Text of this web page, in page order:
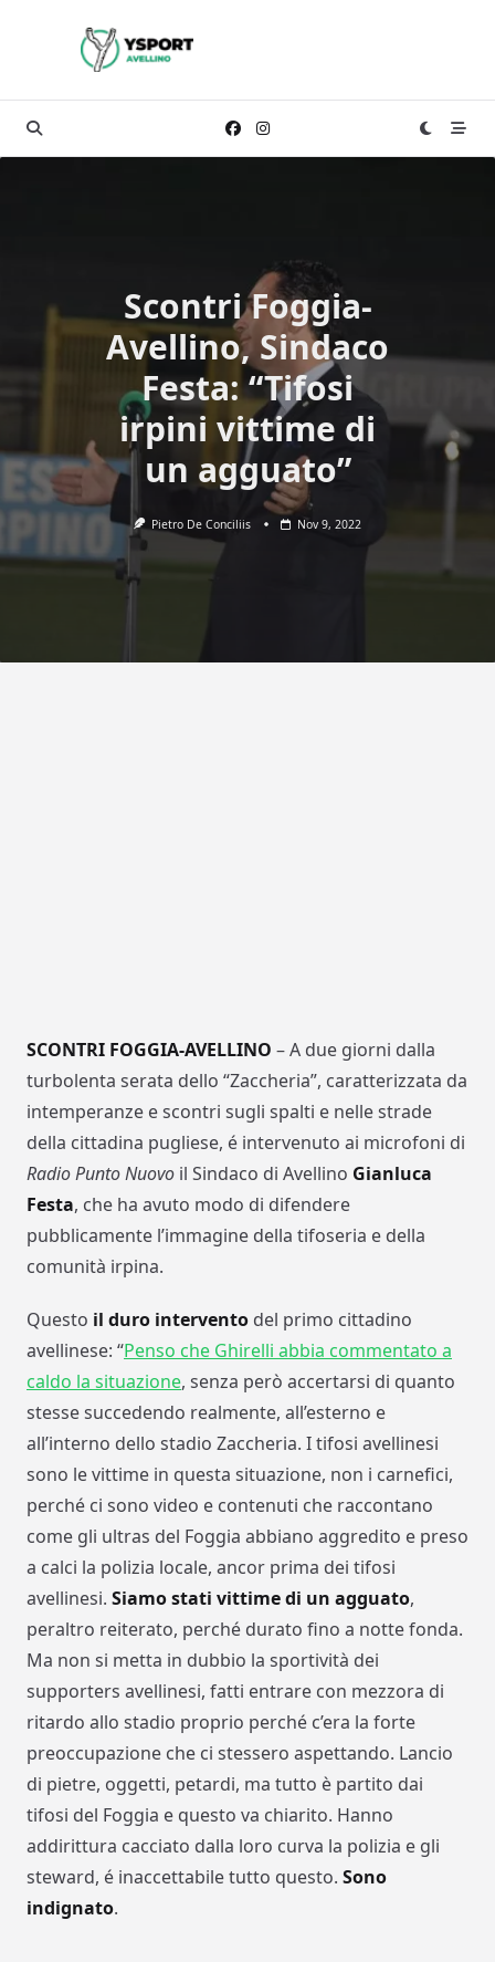
Scontri Foggia-
Avellino, Sindaco
Festa: “Tifosi
irpini vittime di
un agguato”
Pietro De Conciliis Nov 9, 2022
SCONTRI FOGGIA-AVELLINO – A due giorni dalla
turbolenta serata dello “Zaccheria”, caratterizzata da
intemperanze e scontri sugli spalti e nelle strade
della cittadina pugliese, é intervenuto ai microfoni di
Radio Punto Nuovo il Sindaco di Avellino Gianluca
Festa, che ha avuto modo di difendere
pubblicamente l’immagine della tifoseria e della
comunità irpina.
Questo il duro intervento del primo cittadino
avellinese: “Penso che Ghirelli abbia commentato a
caldo la situazione, senza però accertarsi di quanto
stesse succedendo realmente, all’esterno e
all’interno dello stadio Zaccheria. I tifosi avellinesi
sono le vittime in questa situazione, non i carnefici,
perché ci sono video e contenuti che raccontano
come gli ultras del Foggia abbiano aggredito e preso
a calci la polizia locale, ancor prima dei tifosi
avellinesi. Siamo stati vittime di un agguato,
peraltro reiterato, perché durato fino a notte fonda.
Ma non si metta in dubbio la sportività dei
supporters avellinesi, fatti entrare con mezzora di
ritardo allo stadio proprio perché c’era la forte
preoccupazione che ci stessero aspettando. Lancio
di pietre, oggetti, petardi, ma tutto è partito dai
tifosi del Foggia e questo va chiarito. Hanno
addirittura cacciato dalla loro curva la polizia e gli
steward, é inaccettabile tutto questo. Sono
indignato.